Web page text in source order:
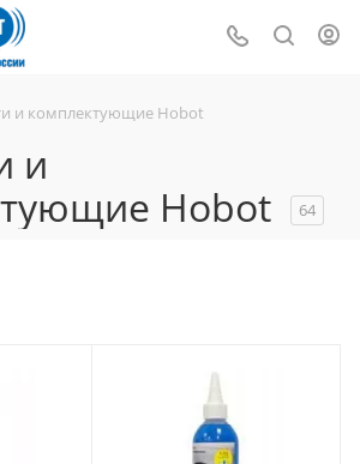
и комплектующие Hobot
и
Hobot
64
ПРОМОКОД!
персональный промокод на
Только для гостей, которые
у нас чуть дольше!